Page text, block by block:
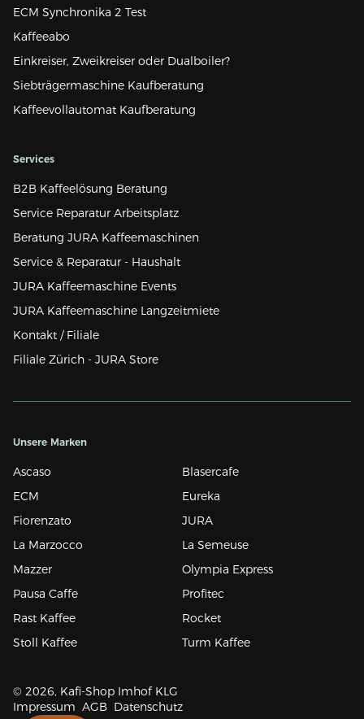
ECM Synchronika 2 Test
Kaffeeabo
Einkreiser, Zweikreiser oder Dualboiler?
Siebträgermaschine Kaufberatung
Kaffeevollautomat Kaufberatung
Services
B2B Kaffeelösung Beratung
Service Reparatur Arbeitsplatz
Beratung JURA Kaffeemaschinen
Service & Reparatur - Haushalt
JURA Kaffeemaschine Events
JURA Kaffeemaschine Langzeitmiete
Kontakt / Filiale
Filiale Zürich - JURA Store
Unsere Marken
Ascaso
Blasercafe
ECM
Eureka
Fiorenzato
JURA
La Marzocco
La Semeuse
Mazzer
Olympia Express
Pausa Caffe
Profitec
Rast Kaffee
Rocket
Stoll Kaffee
Turm Kaffee
© 2026, Kafi-Shop Imhof KLG
Impressum AGB Datenschutz